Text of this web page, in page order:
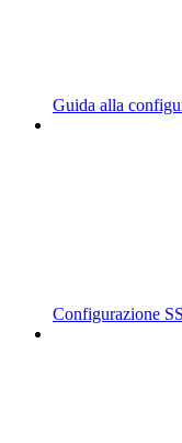
Guida alla
Configurazione